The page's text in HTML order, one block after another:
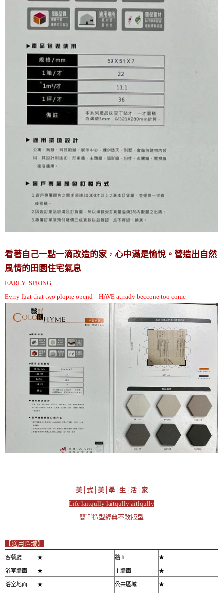
看著自己一點一滴改造的家，心中滿是愉悅。營造出自然
風情的田園住宅氣息
EARLY SPRING
Evrry fuat that two plopie opend HAVE atrrady beccone too come
美│式│美│學│生│活│家
Life laitqully laitqully aitlqully
簡單造型經典不敗版型
【適用區域】
客餐廳 ★ 牆面 ★
浴室牆面 ★ 主牆面 ★
浴室地面 ★ 公共區域 ★